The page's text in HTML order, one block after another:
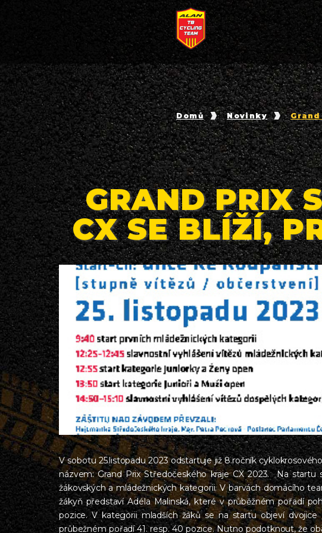
Domů Novinky
GRAND PRIX
CX SE BLÍŽÍ,
V sobotu 25.listopadu 2023 odstartuje již 8.ročník
názvem: Grand Prix Středočeského kraje CX 2023. Na
žákovských a mládežnických kategorii. V barvách domácího
žákyň představí Adéla Malinská, které v průběžném pořadí
pozice. V kategorii mladších žáků se na startu objeví
průbežném pořadí 41. resp. 40 pozice. Nutno podotknout, že